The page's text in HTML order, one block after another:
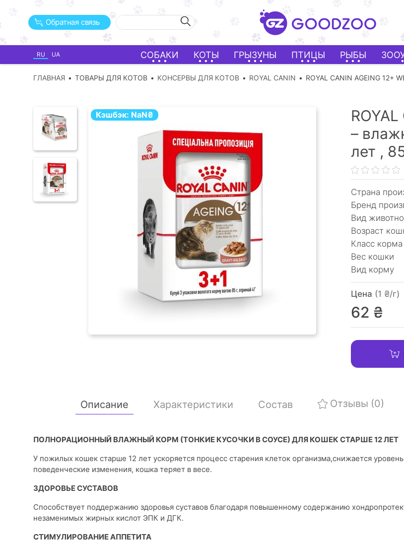
Обратная связь
RU UA СОБАКИ КОТЫ ГРЫЗУНЫ ПТИЦЫ РЫБЫ
ГЛАВНАЯ ТОВАРЫ ДЛЯ КОТОВ КОНСЕРВЫ ДЛЯ КОТОВ ROYAL CANIN ROYAL CANIN AGEING 12+
Кэшбэк: NaN₴
–
лет ,
Страна
Бренд
Вид
Возраст
Класс корма
Вес кошки
Вид корму
Цена (1 ₴/г)
62 ₴
Описание Характеристики Состав Отзывы (0)
ПОЛНОРАЦИОННЫЙ ВЛАЖНЫЙ КОРМ (ТОНКИЕ КУСОЧКИ В СОУСЕ) ДЛЯ КОШЕК СТАРШЕ 12 ЛЕТ
У пожилых кошек старше 12 лет ускоряется процесс старения клеток организма,снижается
поведенческие изменения, кошка теряет в весе.
ЗДОРОВЬЕ СУСТАВОВ
Способствует поддержанию здоровья суставов благодаря повышенному содержанию
незаменимых жирных кислот ЭПК и ДГК.
СТИМУЛИРОВАНИЕ АППЕТИТА